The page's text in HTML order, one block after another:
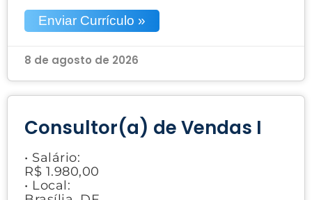
Enviar Currículo »
8 de agosto de 2026
Consultor(a) de Vendas I
• Salário:
R$ 1.980,00
• Local: